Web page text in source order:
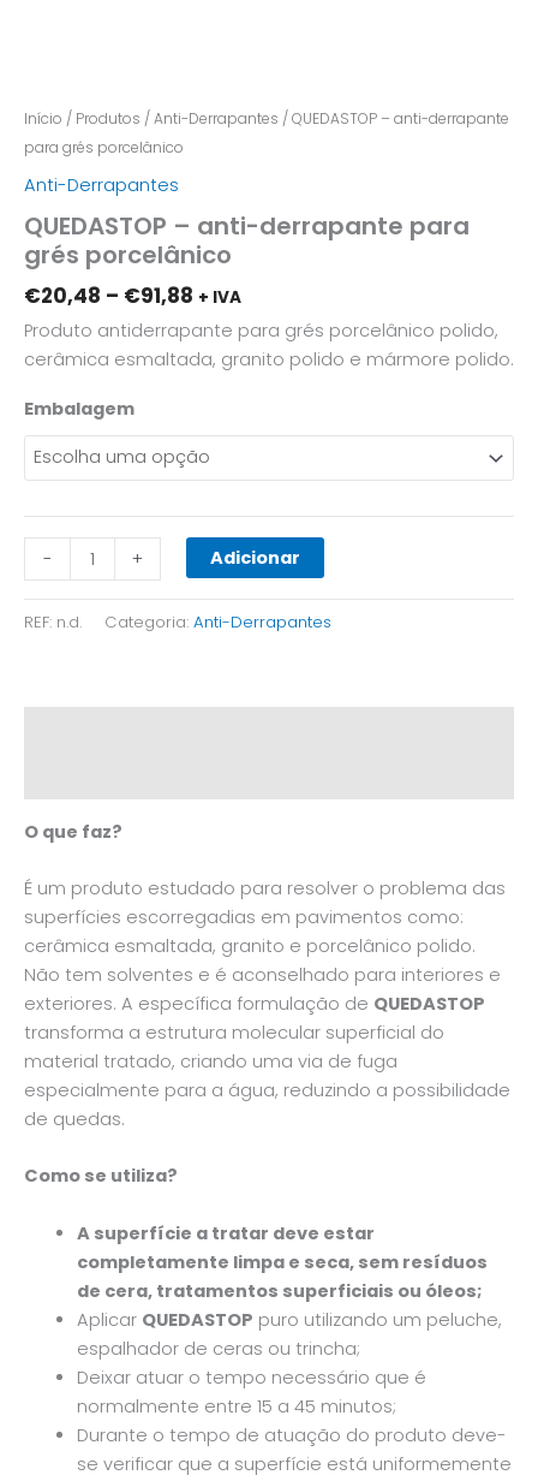
Início / Produtos /Anti-Derrapantes / QUEDASTOP – anti-derrapante
para grés porcelânico
Anti-Derrapantes
QUEDASTOP – anti-derrapante para
grés porcelânico
€20,48 – €91,88 + IVA
Produto antiderrapante para grés porcelânico polido,
cerâmica esmaltada, granito polido e mármore polido.
Embalagem
- + Adicionar
REF: n.d. Categoria: Anti-Derrapantes
O que faz?
É um produto estudado para resolver o problema das
superfícies escorregadias em pavimentos como:
cerâmica esmaltada, granito e porcelânico polido.
Não tem solventes e é aconselhado para interiores e
exteriores. A específica formulação de QUEDASTOP
transforma a estrutura molecular superficial do
material tratado, criando uma via de fuga
especialmente para a água, reduzindo a possibilidade
de quedas.
Como se utiliza?
A superfície a tratar deve estar
completamente limpa e seca, sem resíduos
de cera, tratamentos superficiais ou óleos;
Aplicar QUEDASTOP puro utilizando um peluche,
espalhador de ceras ou trincha;
Deixar atuar o tempo necessário que é
normalmente entre 15 a 45 minutos;
Durante o tempo de atuação do produto deve-
se verificar que a superfície está uniformemente